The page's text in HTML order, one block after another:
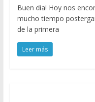
Buen dia! Hoy nos
mucho tiempo
de la primera
Leer más